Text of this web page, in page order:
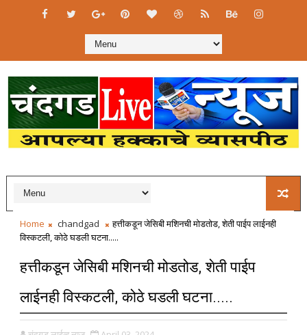
Home chandgad
हत्तीकडून जेसिबी मशिनची मोडतोड, शेती पाईप लाईनही
विस्कटली, कोठे घडली घटना.....
हत्तीकडून जेसिबी मशिनची मोडतोड, शेती पाईप
लाईनही विस्कटली, कोठे घडली घटना.....